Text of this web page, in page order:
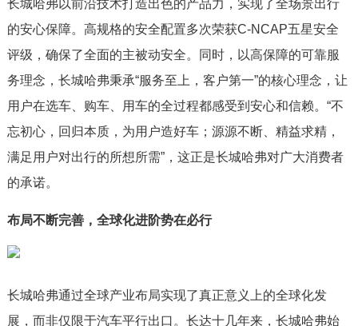
长城哈弗以前沿技术打造出色的产品力，实现了全场景出行
的安心保障。高规格的安全配置多次荣获C-NCAP五星安全
评级，确保了全面的主被动安全。同时，以高保障的可靠服
务理念，长城哈弗秉承“服务至上，客户第一”的核心理念，让
用户在选车、购车、用车的全过程都感受到安心和信赖。“不
忘初心，回归本质，为用户造好车；源源不断、精益求精，
满足用户对出行的所想所需”，这正是长城哈弗对广大消费者
的承诺。
布局不断完善，全球化进阶势在必行
长城哈弗通过全球产业布局实现了真正意义上的全球化发
展，而非仅限于汽车平行出口。长达十几年来，长城哈弗始